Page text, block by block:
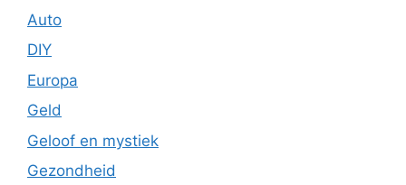
Auto
DIY
Europa
Geld
Geloof en mystiek
Gezondheid